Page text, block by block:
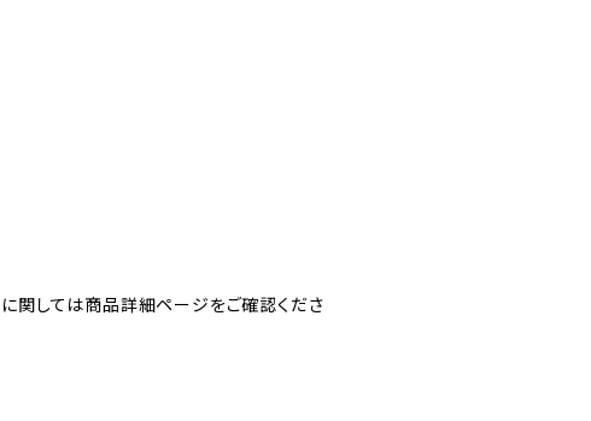
関しては商品詳細ページをご確認くださ